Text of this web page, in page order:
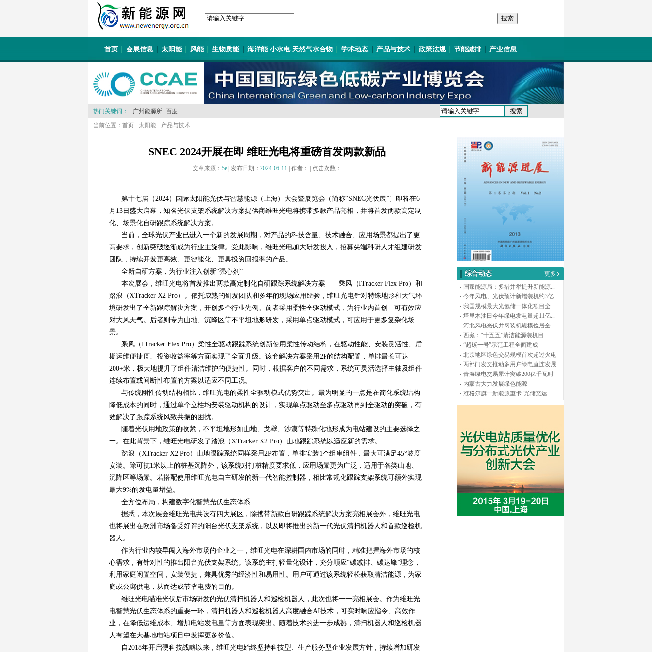
首页 会展信息 太阳能 风能 生物质能 海洋能 小水电 天然气水合物 学术动态 产品与技术 政策法规 节能减排 产业信息
热门关键词： 广州能源所 百度
当前位置： 首页 - 太阳能 - 产品与技术
SNEC 2024开展在即 维旺光电将重磅首发两款新品
文章来源： 5e| 发布日期： 2024-06-11 | 作者： | 点击次数：
第十七届（2024）国际太阳能光伏与智慧能源（上海）大会暨展览会（简称“SNEC光伏展”）即将在6
月13日盛大启幕，知名光伏支架系统解决方案提供商维旺光电将携带多款产品亮相，并将首发两款高定制
化、场景化自研跟踪系统解决方案。
当前，全球光伏产业已进入一个新的发展周期，对产品的科技含量、技术融合、应用场景都提出了更
高要求，创新突破逐渐成为行业主旋律。受此影响，维旺光电加大研发投入，招募尖端科研人才组建研发
团队，持续开发更高效、更智能化、更具投资回报率的产品。
全新自研方案，为行业注入创新“强心剂”
本次展会，维旺光电将首发推出两款高定制化自研跟踪系统解决方案——乘风（ITracker Flex Pro）和
踏浪（XTracker X2 Pro）。依托成熟的研发团队和多年的现场应用经验，维旺光电针对特殊地形和天气环
境研发出了全新跟踪解决方案，开创多个行业先例。前者采用柔性全驱动模式，为行业内首创，可有效应
对大风天气。后者则专为山地、沉降区等不平坦地形研发，采用单点驱动模式，可应用于更多复杂化场
景。
乘风（ITracker Flex Pro）柔性全驱动跟踪系统创新使用柔性传动结构，在驱动性能、安装灵活性、后
期运维便捷度、投资收益率等方面实现了全面升级。该套解决方案采用2P的结构配置，单排最长可达
200+米，极大地提升了组件清洁维护的便捷性。同时，根据客户的不同需求，系统可灵活选择主轴及组件
连续布置或间断性布置的方案以适应不同工况。
与传统刚性传动结构相比，维旺光电的柔性全驱动模式优势突出。最为明显的一点是在简化系统结构
降低成本的同时，通过单个立柱均安装驱动机构的设计，实现单点驱动至多点驱动再到全驱动的突破，有
效解决了跟踪系统风致共振的困扰。
随着光伏用地政策的收紧，不平坦地形如山地、戈壁、沙漠等特殊化地形成为电站建设的主要选择之
一。在此背景下，维旺光电研发了踏浪（XTracker X2 Pro）山地跟踪系统以适应新的需求。
踏浪（XTracker X2 Pro）山地跟踪系统同样采用2P布置，单排安装1个组串组件，最大可满足45°坡度
安装。除可抗1米以上的桩基沉降外，该系统对打桩精度要求低，应用场景更为广泛，适用于各类山地、
沉降区等场景。若搭配使用维旺光电自主研发的新一代智能控制器，相比常规化跟踪支架系统可额外实现
最大9%的发电量增益。
全方位布局，构建数字化智慧光伏生态体系
据悉，本次展会维旺光电共设有四大展区，除携带新款自研跟踪系统解决方案亮相展会外，维旺光电
也将展出在欧洲市场备受好评的阳台光伏支架系统，以及即将推出的新一代光伏清扫机器人和首款巡检机
器人。
作为行业内较早闯入海外市场的企业之一，维旺光电在深耕国内市场的同时，精准把握海外市场的核
心需求，有针对性的推出阳台光伏支架系统。该系统主打轻量化设计，充分顺应“碳减排、碳达峰”理念，
利用家庭闲置空间，安装便捷，兼具优秀的经济性和易用性。用户可通过该系统轻松获取清洁能源，为家
庭或公寓供电，从而达成节省电费的目的。
维旺光电瞄准光伏后市场研发的光伏清扫机器人和巡检机器人，此次也将一一亮相展会。作为维旺光
电智慧光伏生态体系的重要一环，清扫机器人和巡检机器人高度融合AI技术，可实时响应指令、高效作
业，在降低运维成本、增加电站发电量等方面表现突出。随着技术的进一步成熟，清扫机器人和巡检机器
人有望在大基地电站项目中发挥更多价值。
自2018年开启硬科技战略以来，维旺光电始终坚持科技型、生产服务型企业发展方针，持续增加研发
综合动态
更多
国家能源局：多措并举提升新能源...
今年风电、光伏预计新增装机约3亿...
我国规模最大光氢储一体化项目全...
塔里木油田今年绿电发电量超11亿...
河北风电光伏并网装机规模位居全...
西藏：“十五五”清洁能源装机目...
“超碳一号”示范工程全面建成
北京地区绿色交易规模首次超过火电
两部门发文推动多用户绿电直连发展
青海绿电交易累计突破200亿千瓦时
内蒙古大力发展绿色能源
准格尔旗一新能源重卡“光储充运...